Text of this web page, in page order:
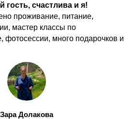
гость, счастлива и я!
проживание, питание,
мастер классы по
фотосессии, много подарочков и
Зара Долакова